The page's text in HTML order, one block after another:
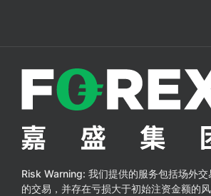
Risk Warning: 我们提供的服务包括场外
的交易，并存在亏损大于初始注资金额的